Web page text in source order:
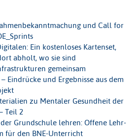
und Call for
Ein kostenloses Kartenset,
abholt, wo sie sind
gemeinsam
Eindrücke und Ergebnisse aus dem
zu Mentaler Gesundheit der
Teil 2
Grundschule lehren: Offene Lehr-
für den BNE-Unterricht